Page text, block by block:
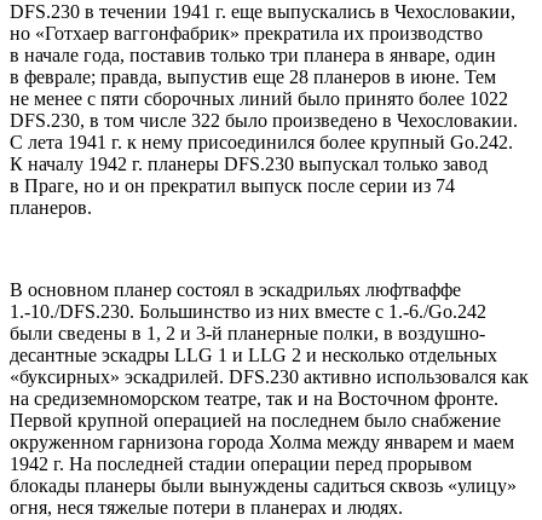
DFS.230 в течении 1941 г. еще выпускались в Чехословакии,
но «Готхаер ваггонфабрик» прекратила их производство
в начале года, поставив только три планера в январе, один
в феврале; правда, выпустив еще 28 планеров в июне. Тем
не менее с пяти сборочных линий было принято более 1022
DFS.230, в том числе 322 было произведено в Чехословакии.
С лета 1941 г. к нему присоединился более крупный Go.242.
К началу 1942 г. планеры DFS.230 выпускал только завод
в Праге, но и он прекратил выпуск после серии из 74
планеров.
В основном планер состоял в эскадрильях люфтваффе
1.-10./DFS.230. Большинство из них вместе с 1.-6./Gо.242
были сведены в 1, 2 и 3-й планерные полки, в воздушно-
десантные эскадры LLG 1 и LLG 2 и несколько отдельных
«буксирных» эскадрилей. DFS.230 активно использовался как
на средиземноморском театре, так и на Восточном фронте.
Первой крупной операцией на последнем было снабжение
окруженном гарнизона города Холма между январем и маем
1942 г. Hа последней стадии операции перед прорывом
блокады планеры были вынуждены садиться сквозь «улицу»
огня, неся тяжелые потери в планерах и людях.